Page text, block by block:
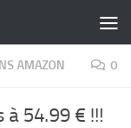
AMAZON 0
à 54.99 € !!!